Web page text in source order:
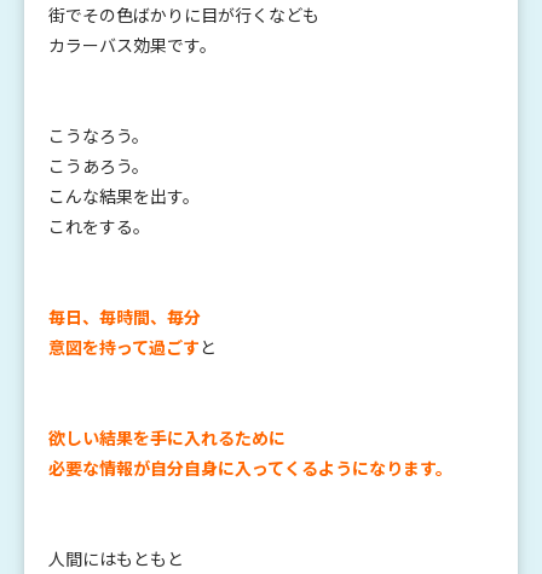
街でその色ばかりに目が行くなども
カラーバス効果です。
こうなろう。
こうあろう。
こんな結果を出す。
これをする。
毎日、毎時間、毎分
意図を持って過ごすと
欲しい結果を手に入れるために
必要な情報が自分自身に入ってくるようになります。
人間にはもともと